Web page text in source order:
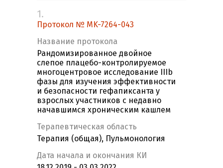
1.
Протокол № MK-7264-043
Название протокола
Рандомизированное двойное
слепое плацебо-контролируемое
многоцентровое исследование IIIb
фазы для изучения эффективности
и безопасности гефапиксанта у
взрослых участников с недавно
начавшимся хроническим кашлем
Терапевтическая область
Терапия (общая), Пульмонология
Дата начала и окончания КИ